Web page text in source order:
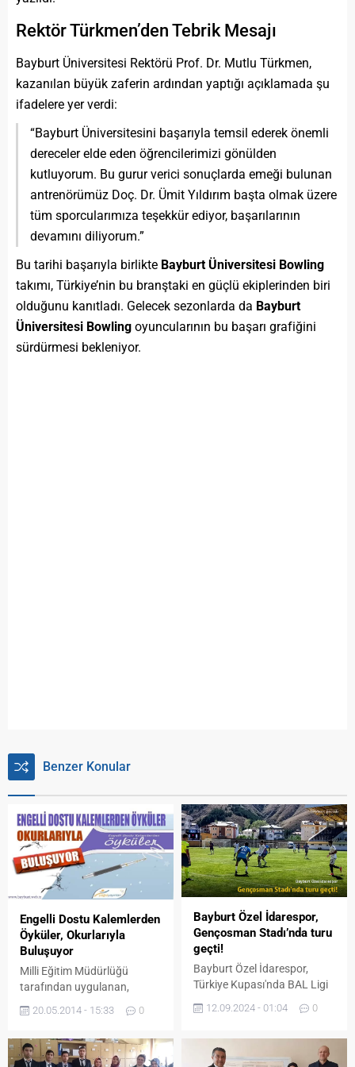
Rektör Türkmen’den Tebrik Mesajı
Bayburt Üniversitesi Rektörü Prof. Dr. Mutlu Türkmen,
kazanılan büyük zaferin ardından yaptığı açıklamada şu
ifadelere yer verdi:
“Bayburt Üniversitesini başarıyla temsil ederek önemli
dereceler elde eden öğrencilerimizi gönülden
kutluyorum. Bu gurur verici sonuçlarda emeği bulunan
antrenörümüz Doç. Dr. Ümit Yıldırım başta olmak üzere
tüm sporcularımıza teşekkür ediyor, başarılarının
devamını diliyorum.”
Bu tarihi başarıyla birlikte Bayburt Üniversitesi Bowling
takımı, Türkiye’nin bu branştaki en güçlü ekiplerinden biri
olduğunu kanıtladı. Gelecek sezonlarda da Bayburt
Üniversitesi Bowling oyuncularının bu başarı grafiğini
sürdürmesi bekleniyor.
Benzer Konular
Engelli Dostu Kalemlerden
Öyküler, Okurlarıyla
Buluşuyor
Milli Eğitim Müdürlüğü
tarafından uygulanan,
koordinatörlüğünü Abdulcelil
Kahveci’nin yaptığı Engelleri
toplumun engellilik
20.05.2014 - 15:33 0
Bayburt Özel İdarespor,
Gençosman Stadı’nda turu
geçti!
Bayburt Özel İdarespor,
Türkiye Kupası'nda BAL Ligi
temsilcisi Serhat
Ardahanspor'u Gençosman
mücadeleden galip ayrıldı.
12.09.2024 - 01:04 0